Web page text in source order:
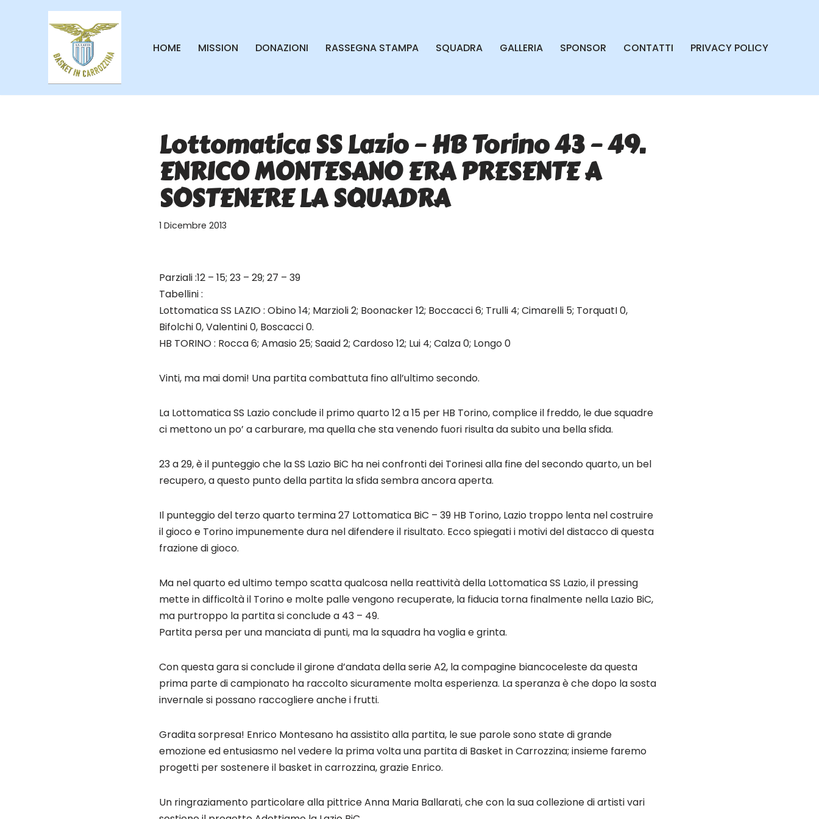
contenuto
HOME MISSION DONAZIONI RASSEGNA STAMPA SQUADRA GALLERIA SPONSOR CONTATTI PRIVACY POLICY
Lottomatica SS Lazio – HB Torino 43 – 49.
ENRICO MONTESANO ERA PRESENTE A
SOSTENERE LA SQUADRA
1 Dicembre 2013
Parziali :12 – 15; 23 – 29; 27 – 39
Tabellini :
Lottomatica SS LAZIO : Obino 14; Marzioli 2; Boonacker 12; Boccacci 6; Trulli 4; Cimarelli 5; TorquatI 0,
Bifolchi 0, Valentini 0, Boscacci 0.
HB TORINO : Rocca 6; Amasio 25; Saaid 2; Cardoso 12; Lui 4; Calza 0; Longo 0
Vinti, ma mai domi! Una partita combattuta fino all’ultimo secondo.
La Lottomatica SS Lazio conclude il primo quarto 12 a 15 per HB Torino, complice il freddo, le due squadre
ci mettono un po’ a carburare, ma quella che sta venendo fuori risulta da subito una bella sfida.
23 a 29, è il punteggio che la SS Lazio BiC ha nei confronti dei Torinesi alla fine del secondo quarto, un bel
recupero, a questo punto della partita la sfida sembra ancora aperta.
Il punteggio del terzo quarto termina 27 Lottomatica BiC – 39 HB Torino, Lazio troppo lenta nel costruire
il gioco e Torino impunemente dura nel difendere il risultato. Ecco spiegati i motivi del distacco di questa
frazione di gioco.
Ma nel quarto ed ultimo tempo scatta qualcosa nella reattività della Lottomatica SS Lazio, il pressing
mette in difficoltà il Torino e molte palle vengono recuperate, la fiducia torna finalmente nella Lazio BiC,
ma purtroppo la partita si conclude a 43 – 49.
Partita persa per una manciata di punti, ma la squadra ha voglia e grinta.
Con questa gara si conclude il girone d’andata della serie A2, la compagine biancoceleste da questa
prima parte di campionato ha raccolto sicuramente molta esperienza. La speranza è che dopo la sosta
invernale si possano raccogliere anche i frutti.
Gradita sorpresa! Enrico Montesano ha assistito alla partita, le sue parole sono state di grande
emozione ed entusiasmo nel vedere la prima volta una partita di Basket in Carrozzina; insieme faremo
progetti per sostenere il basket in carrozzina, grazie Enrico.
Un ringraziamento particolare alla pittrice Anna Maria Ballarati, che con la sua collezione di artisti vari